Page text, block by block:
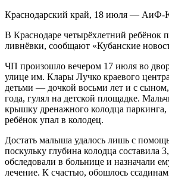
Краснодарский край, 18 июля — АиФ-
В Краснодаре четырёхлетний ребёнок
ливнёвки, сообщают «Кубанские
ЧП произошло вечером 17 июля во
улице им. Клары Лучко краевого
детьми — дочкой восьми лет и с
года, гулял на детской площадке.
крышку дренажного колодца паркинга,
ребёнок упал в колодец.
Достать малыша удалось лишь с
поскульку глубина колодца составила
обследовали в больнице и назначали
лечение. К счастью, обошлось